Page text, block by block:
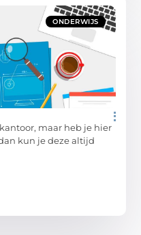
ONDERWIJS
maar heb je hier
kun je deze altijd